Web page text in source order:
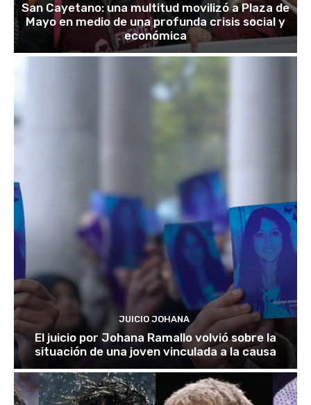
San Cayetano: una multitud movilizó a Plaza de
Mayo en medio de una profunda crisis social y
económica
JUICIO JOHANA
El juicio por Johana Ramallo volvió sobre la
situación de una joven vinculada a la causa